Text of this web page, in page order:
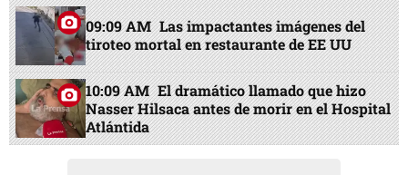
09:09 AM Las impactantes imágenes del
tiroteo mortal en restaurante de EE UU
10:09 AM El dramático llamado que hizo
Nasser Hilsaca antes de morir en el Hospital
Atlántida